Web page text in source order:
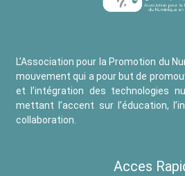
L’Association pour la Promotion du
mouvement qui a pour but de
et l’intégration des technologies
mettant l’accent sur l’éducation,
collaboration.
Acces